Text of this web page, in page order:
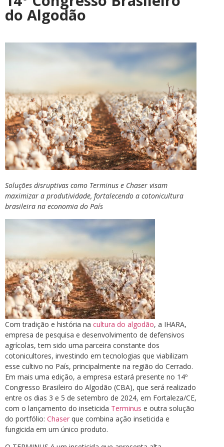
do Algodão
Soluções disruptivas como Terminus e Chaser visam
maximizar a produtividade, fortalecendo a cotonicultura
brasileira na economia do País
Com tradição e história na cultura do algodão, a IHARA,
empresa de pesquisa e desenvolvimento de defensivos
agrícolas, tem sido uma parceira constante dos
cotonicultores, investindo em tecnologias que viabilizam
esse cultivo no País, principalmente na região do Cerrado.
Em mais uma edição, a empresa estará presente no 14º
Congresso Brasileiro do Algodão (CBA), que será realizado
entre os dias 3 e 5 de setembro de 2024, em Fortaleza/CE,
com o lançamento do inseticida Terminus e outra solução
do portfólio: Chaser que combina ação inseticida e
fungicida em um único produto.